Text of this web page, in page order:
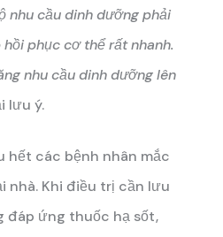
nhu cầu dinh dưỡng phải
hồi phục cơ thể rất nhanh.
nhu cầu dinh dưỡng lên
lưu ý.
hết các bệnh nhân mắc
nhà. Khi điều trị cần lưu
đáp ứng thuốc hạ sốt,